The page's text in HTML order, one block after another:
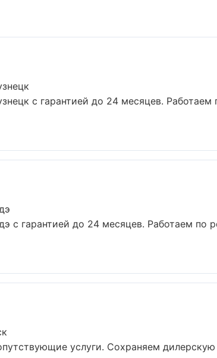
с гарантией до 24 месяцев.
с гарантией до 24 месяцев. Работаем по
услуги. Сохраняем